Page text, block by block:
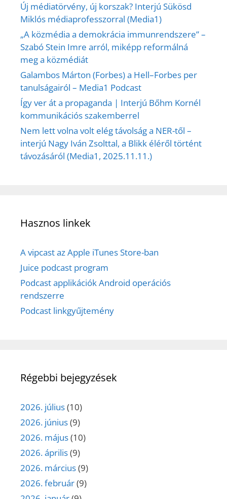
Új médiatörvény, új korszak? Interjú Sükösd
Miklós médiaprofesszorral (Media1)
„A közmédia a demokrácia immunrendszere” –
Szabó Stein Imre arról, miképp reformálná
meg a közmédiát
Galambos Márton (Forbes) a Hell–Forbes per
tanulságairól – Media1 Podcast
Így ver át a propaganda | Interjú Bőhm Kornél
kommunikációs szakemberrel
Nem lett volna volt elég távolság a NER-től –
interjú Nagy Iván Zsolttal, a Blikk éléről történt
távozásáról (Media1, 2025.11.11.)
Hasznos linkek
A vipcast az Apple iTunes Store-ban
Juice podcast program
Podcast applikációk Android operációs
rendszerre
Podcast linkgyűjtemény
Régebbi bejegyzések
2026. július(10)
2026. június(9)
2026. május(10)
2026. április(9)
2026. március(9)
2026. február(9)